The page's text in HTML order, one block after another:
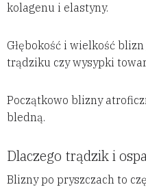
kolagenu i elastyny.
Głębokość i wielkość
trądziku czy wysypki
Początkowo blizny
bledną.
Dlaczego trądzik i
Blizny po pryszczach to